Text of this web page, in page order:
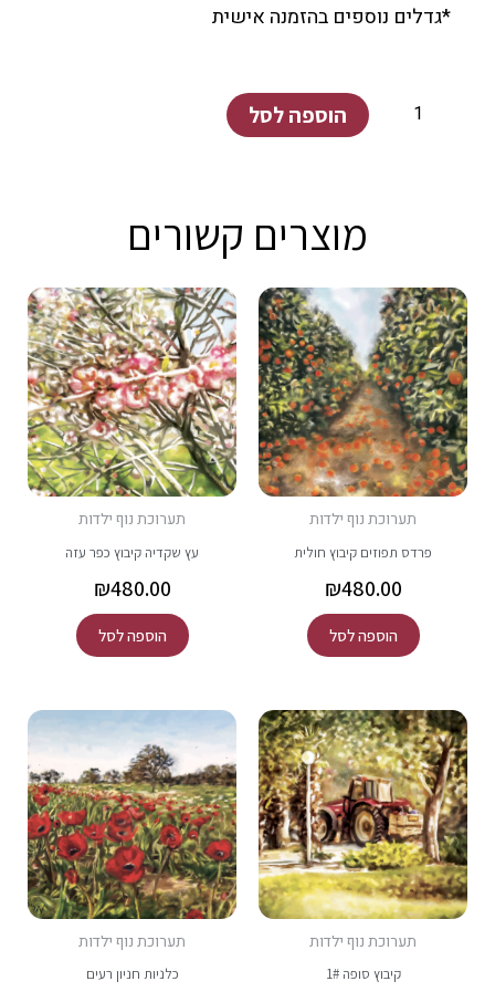
*גדלים נוספים בהזמנה אישית
כמות
הוספה לסל
מוצרים קשורים
תערוכת נוף ילדות
פרדס תפוזים קיבוץ חולית
₪480.00
הוספה לסל
תערוכת נוף ילדות
עץ שקדיה קיבוץ כפר עזה
₪480.00
הוספה לסל
תערוכת נוף ילדות
קיבוץ סופה 1#
תערוכת נוף ילדות
כלניות חניון רעים